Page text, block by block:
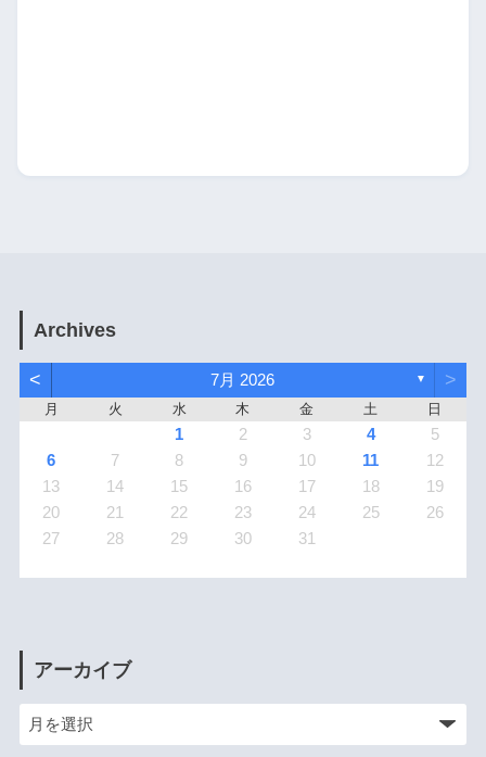
Archives
< 7月 2026 ▼ >
月 火 水 木 金 土 日
1 2 3 4
5
6
7 8 9 10 11
12
13
14 15 16 17 18
19
20
21 22 23 24 25
26
27
28 29 30 31
アーカイブ